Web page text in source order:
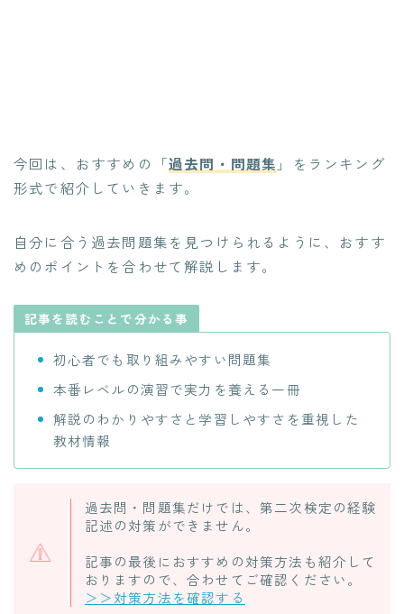
今回は、おすすめの「過去問・問題集 」をランキング
形式で紹介していきます。
自分に合う過去問題集を見つけられるように、 おすす
めのポイントを合わせて解説 します。
記事を読むことで分かる事
初心者でも取り組みやすい問題集
本番レベルの演習で実力を養える一冊
解説のわかりやすさと学習しやすさを重視した
教材情報
過去問・問題集だけでは、第二次検定の経験
記述の対策ができません。
記事の最後におすすめの対策方法も紹介して
おりますので、合わせてご確認ください。
＞＞対策方法を確認する